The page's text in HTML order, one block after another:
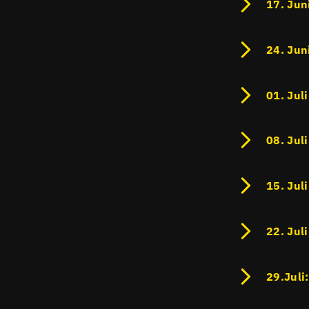
17.
24.
01.
08.
15.
22.
29.Juli: